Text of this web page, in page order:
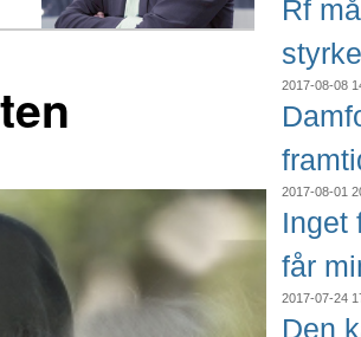
Rf
2017-08-08
2017-08-01
Inget
får
2017-07-24
Den